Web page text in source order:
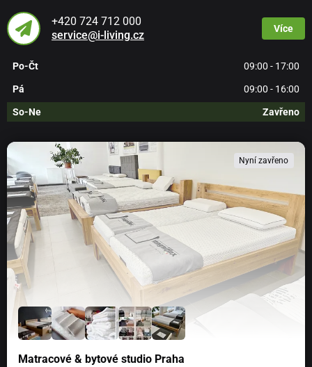
+420 724 712 000
service@i-living.cz
Více
Po-Čt 09:00 - 17:00
Pá 09:00 - 16:00
So-Ne Zavřeno
Nyní zavřeno
Matracové & bytové studio Praha